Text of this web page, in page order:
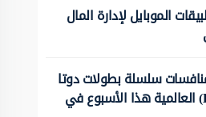
الموبايل لإدارة المال
سلسلة بطولات دوتا
2 (Dota 2) العالمية هذا الأسبوع في